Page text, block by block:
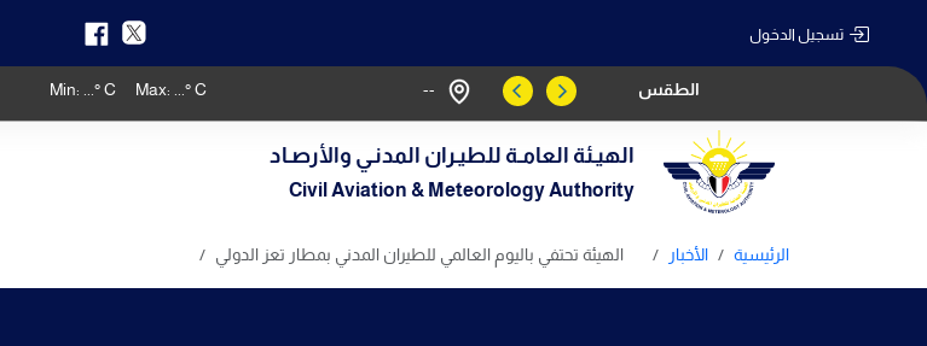
تسجيل الدخول
الطقس --
Max: ° C
Min: ° C
الهيـئة العامـة للطيـران المدنـي والأرصـاد
Civil Aviation & Meteorology Authority
الرئيسية الأخبار الهيئة تحتفي باليوم العالمي للطيران المدني بمطار تعز الدولي